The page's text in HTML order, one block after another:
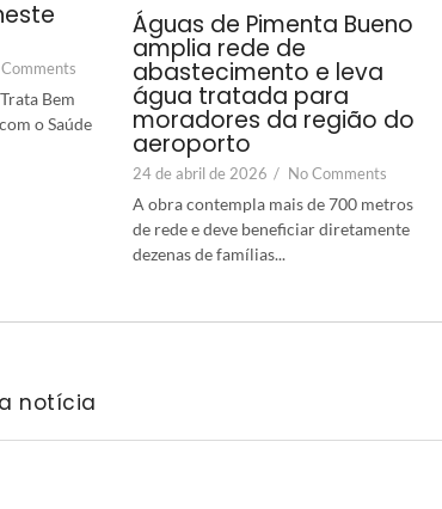
Bem
o Saúde
Águas de Pimenta Bueno
amplia rede de
abastecimento e leva
água tratada para
moradores da região do
aeroporto
24 de abril de 2026 / No Comments
A obra contempla mais de 700 metros
de rede e deve beneficiar diretamente
dezenas de famílias...
notícia